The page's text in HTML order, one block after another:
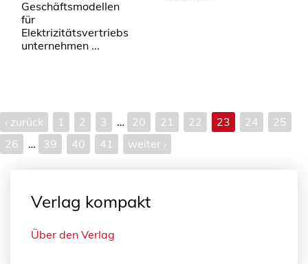
Geschäftsmodellen
für
Elektrizitätsvertriebs
unternehmen ...
‹ zurück 1 2 3 … 20 21 22 23 24
25
26
… 39 40 41 weiter ›
Verlag kompakt
Über den Verlag